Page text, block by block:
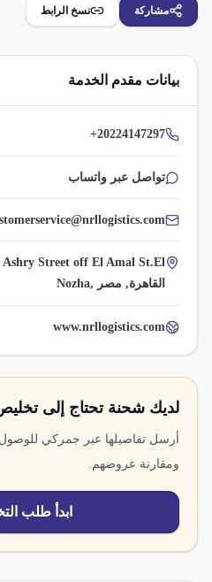
مشاركة نسخ الرابط
بيانات مقدم الخدمة
+20224147297
تواصل عبر واتساب
Ashry Street off El Amal St.El
Nozha, القاهرة, مصر
www.nrllogistics.com
لديك شحنة تحتاج إلى
أرسل تفاصيلها عبر جمركي
ومقارنة عروضهم.
ابدأ طلب